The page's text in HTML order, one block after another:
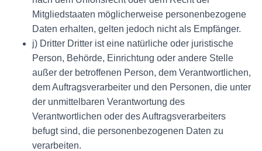
Mitgliedstaaten möglicherweise personenbezogene
Daten erhalten, gelten jedoch nicht als Empfänger.
j) Dritter Dritter ist eine natürliche oder juristische
Person, Behörde, Einrichtung oder andere Stelle
außer der betroffenen Person, dem Verantwortlichen,
dem Auftragsverarbeiter und den Personen, die unter
der unmittelbaren Verantwortung des
Verantwortlichen oder des Auftragsverarbeiters
befugt sind, die personenbezogenen Daten zu
verarbeiten.